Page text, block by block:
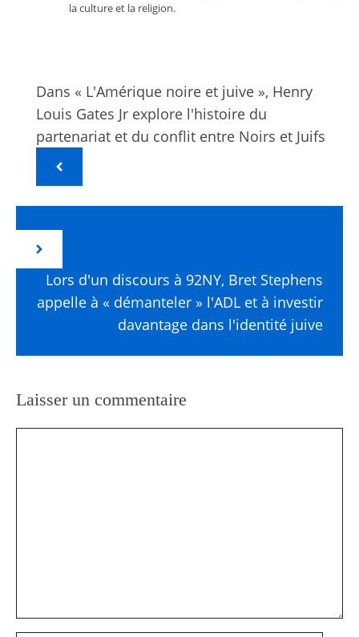
la culture et la religion.
Dans « L'Amérique noire et juive », Henry
Louis Gates Jr explore l'histoire du
partenariat et du conflit entre Noirs et Juifs
Lors d'un discours à 92NY, Bret Stephens
appelle à « démanteler » l'ADL et à investir
davantage dans l'identité juive
Laisser un commentaire